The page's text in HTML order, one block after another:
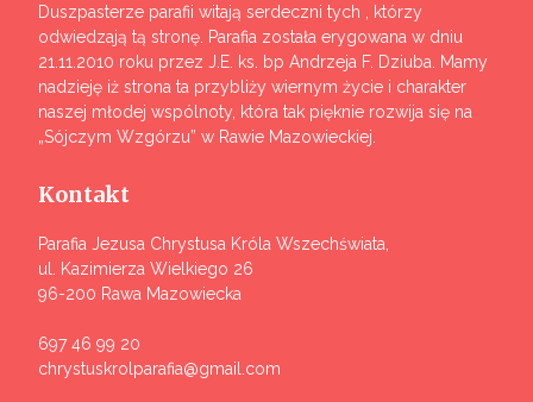
Duszpasterze parafii witają serdeczni tych , którzy
odwiedzają tą stronę. Parafia została erygowana w dniu
21.11.2010 roku przez J.E. ks. bp Andrzeja F. Dziuba. Mamy
nadzieję iż strona ta przybliży wiernym życie i charakter
naszej młodej wspólnoty, która tak pięknie rozwija się na
„Sójczym Wzgórzu” w Rawie Mazowieckiej.
Kontakt
Parafia Jezusa Chrystusa Króla Wszechświata,
ul. Kazimierza Wielkiego 26
96-200 Rawa Mazowiecka
697 46 99 20
chrystuskrolparafia@gmail.com